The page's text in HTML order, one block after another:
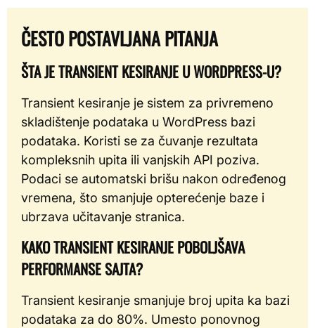
ČESTO POSTAVLJANA PITANJA
ŠTA JE TRANSIENT KESIRANJE U WORDPRESS-U?
Transient kesiranje je sistem za privremeno
skladištenje podataka u WordPress bazi
podataka. Koristi se za čuvanje rezultata
kompleksnih upita ili vanjskih API poziva.
Podaci se automatski brišu nakon određenog
vremena, što smanjuje opterećenje baze i
ubrzava učitavanje stranica.
KAKO TRANSIENT KESIRANJE POBOLJŠAVA
PERFORMANSE SAJTA?
Transient kesiranje smanjuje broj upita ka bazi
podataka za do 80%. Umesto ponovnog